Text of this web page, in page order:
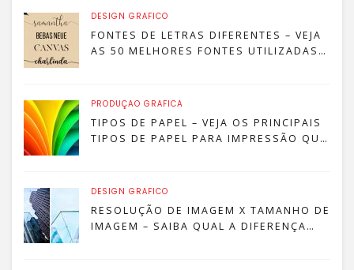
DESIGN GRÁFICO
FONTES DE LETRAS DIFERENTES – VEJA
AS 50 MELHORES FONTES UTILIZADAS
PRODUÇÃO GRÁFICA
TIPOS DE PAPEL – VEJA OS PRINCIPAIS
TIPOS DE PAPEL PARA IMPRESSÃO QUE
DESIGN GRÁFICO
RESOLUÇÃO DE IMAGEM X TAMANHO DE
IMAGEM – SAIBA QUAL A DIFERENÇA